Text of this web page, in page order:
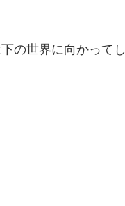
の世界に向かってし